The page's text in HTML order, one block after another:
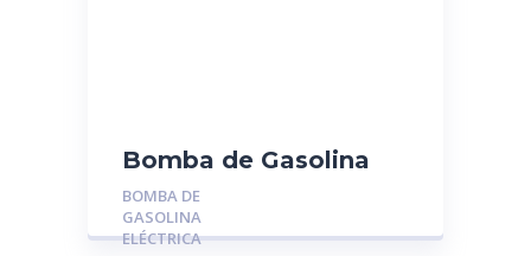
Bomba de Gasolina
Eléctrica 4X4U-9350-
AA: Fiesta – Ecosport –
Ka(PICO VERDE)
BOMBA DE
GASOLINA
ELÉCTRICA